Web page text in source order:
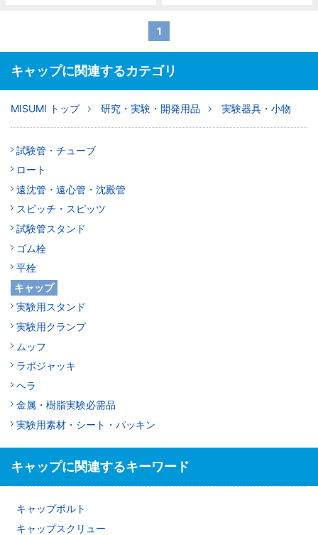
1
キャップに関連するカテゴリ
MISUMI トップ 研究・実験・開発用品 実験器具・小物
試験管・チューブ
ロート
遠沈管・遠心管・沈殿管
スピッチ・スピッツ
試験管スタンド
ゴム栓
平栓
キャップ
実験用スタンド
実験用クランプ
ムッフ
ラボジャッキ
ヘラ
金属・樹脂実験必需品
実験用素材・シート・パッキン
キャップに関連するキーワード
キャップボルト
キャップスクリュー